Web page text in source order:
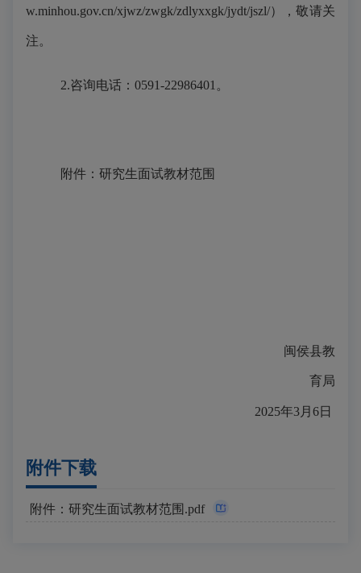
w.minhou.gov.cn/xjwz/zwgk/zdlyxxgk/jydt/jszl/） ，敬请关
注。
2.咨询电话：0591-22986401。
附件：研究生面试教材范围
闽侯县教
育局
2025年3月6日
附件下载
附件：研究生面试教材范围.pdf